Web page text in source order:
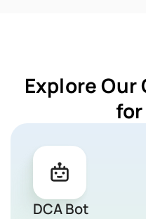
Explore
for
DCA Bot